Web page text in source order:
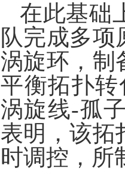
在此基础
队完成多
涡旋环，制
平衡拓扑转
涡旋线-孤
表明，该拓
时调控，所